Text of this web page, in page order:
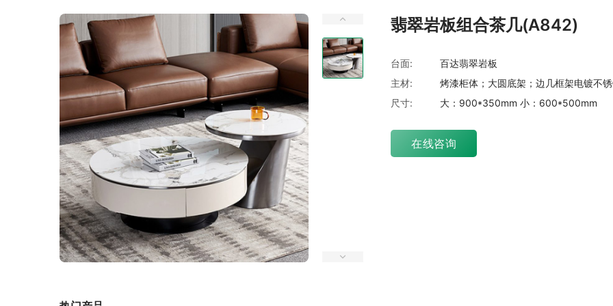
翡翠岩板组合茶几(A842)
台面:
百达翡翠岩板
主材:
烤漆柜体；大圆底架；边几框架电镀不
尺寸:
大：900*350mm 小：600*500mm
在线咨询